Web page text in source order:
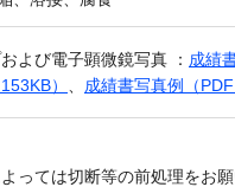
よび電子顕微鏡写真 ： 成績
）
成績書写真例（PDF
っては切断等の前処理をお